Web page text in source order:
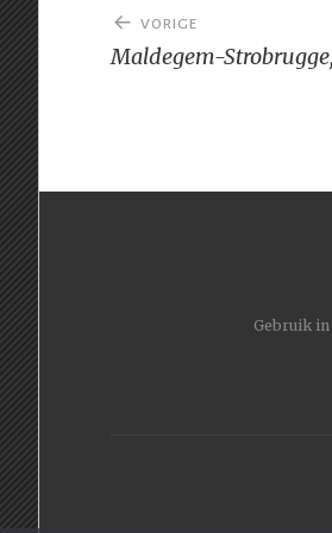
Bericht
navigatie
VORIGE
Maldegem-
Gebruik